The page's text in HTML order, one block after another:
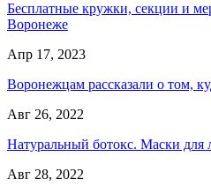
Бесплатные кружки, секции и
Воронеже
Апр 17, 2023
Воронежцам рассказали о том,
Авг 26, 2022
Натуральный ботокс. Маски для
Авг 28, 2022